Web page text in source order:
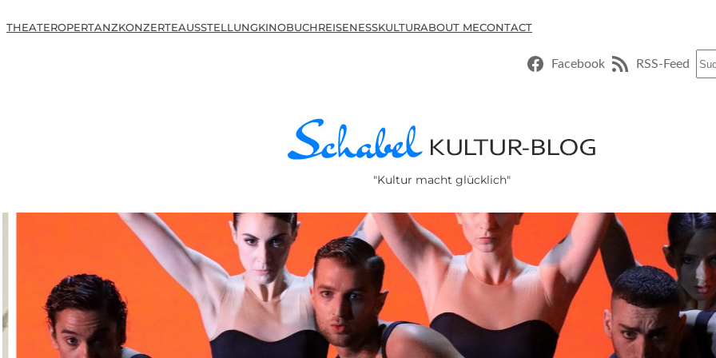
THEATEROPERTANZKONZERTEAUSSTELLUNGKINOBUCHREISENESSKULTURABOUT MECONTACT
Facebook RSS-Feed
"Kultur macht glücklich"